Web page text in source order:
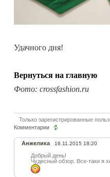
Удачного дня!
Вернуться на главную
Фото: crossfashion.ru
Только зарегистрированные
Комментарии
Анжелика 16.11.2015 18:20
Добрый день!
Чудесный обзор. Все-таки я